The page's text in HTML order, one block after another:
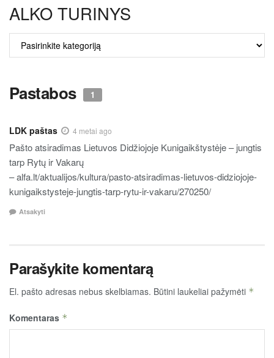
ALKO TURINYS
TURINYS
Pastabos 1
LDK paštas 4 metai ago
Pašto atsiradimas Lietuvos Didžiojoje Kunigaikštystėje – jungtis
tarp Rytų ir Vakarų
– alfa.lt/aktualijos/kultura/pasto-atsiradimas-lietuvos-didziojoje-
kunigaikstysteje-jungtis-tarp-rytu-ir-vakaru/270250/
Atsakyti
Parašykite komentarą
El. pašto adresas nebus skelbiamas. Būtini laukeliai pažymėti *
Komentaras *